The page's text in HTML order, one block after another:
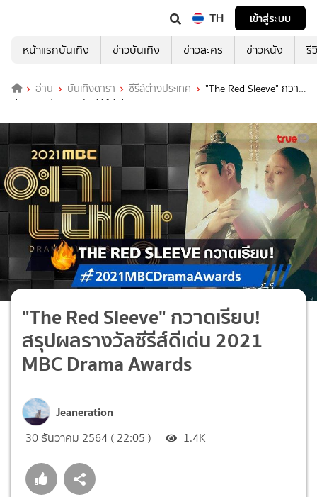
TH
เข้าสู่ระบบ
หน้าแรกบันเทิง
ข่าวบันเทิง ข่าวละคร ข่าวหนัง รี
อ่าน บันเทิงดารา ซีรีส์ต่างประเทศ
"The Red Sleeve" กวาด
เรียบ! สรุปผลรางวัลซีรีส์ดีเด่น 2021 MBC Drama Awards
"The Red Sleeve" กวาดเรียบ!
สรุปผลรางวัลซีรีส์ดีเด่น 2021
MBC Drama Awards
Jeaneration
30 ธันวาคม 2564 ( 22:05 ) 1.4K